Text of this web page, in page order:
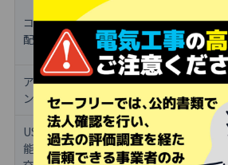
コンセント本体＋
配線の修理
20,000円～
25,000円
アース付きコンセ
ントへの交換
9,500円～14,000
円
USB端子付き高機
能コンセントへの
11,000円～
18,000円